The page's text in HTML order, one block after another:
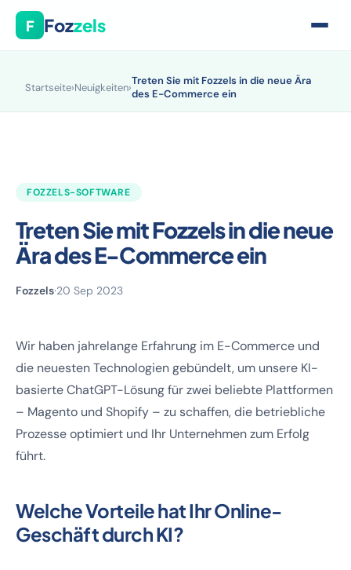
F Fozzels
Startseite›Neuigkeiten›Treten Sie mit Fozzels in die neue Ära
des E-Commerce ein
FOZZELS-SOFTWARE
Treten Sie mit Fozzels in die neue
Ära des E-Commerce ein
Fozzels·20 Sep 2023
Wir haben jahrelange Erfahrung im E-Commerce und
die neuesten Technologien gebündelt, um unsere KI-
basierte ChatGPT-Lösung für zwei beliebte Plattformen
– Magento und Shopify – zu schaffen, die betriebliche
Prozesse optimiert und Ihr Unternehmen zum Erfolg
führt.
Welche Vorteile hat Ihr Online-
Geschäft durch KI?